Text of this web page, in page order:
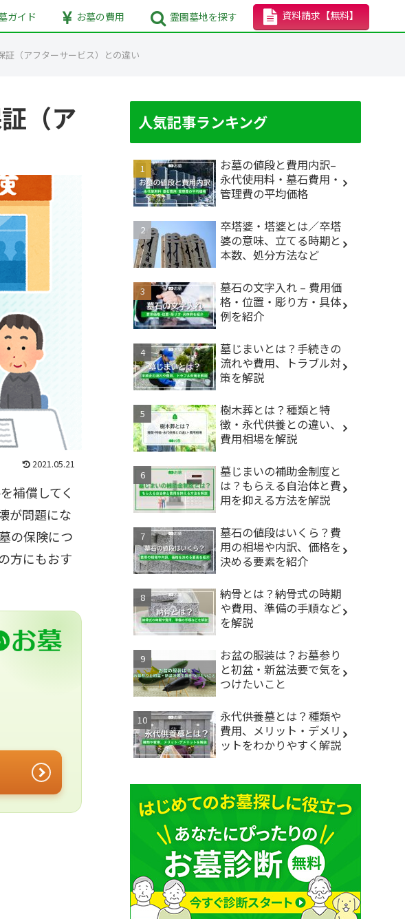
ガイド お墓の費用 霊園墓地を探す 資料請求 【無料】
証（アフターサービス）との違い
（ア
2021.05.21
補償してく
が問題にな
の保険につ
方にもおす
人気記事ランキング
お墓の値段と費用内訳–
永代使用料・墓石費用・
管理費の平均価格
卒塔婆・塔婆とは／卒塔
婆の意味、立てる時期と
本数、処分方法など
墓石の文字入れ – 費用価
格・位置・彫り方・具体
例を紹介
墓じまいとは？手続きの
流れや費用、トラブル対
策を解説
樹木葬とは？種類と特
徴・永代供養との違い、
費用相場を解説
墓じまいの補助金制度と
は？もらえる自治体と費
用を抑える方法を解説
墓石の値段はいくら？費
用の相場や内訳、価格を
決める要素を紹介
納骨とは？納骨式の時期
や費用、準備の手順など
を解説
お盆の服装は？お墓参り
と初盆・新盆法要で気を
つけたいこと
永代供養墓とは？種類や
費用、メリット・デメリ
ットをわかりやすく解説